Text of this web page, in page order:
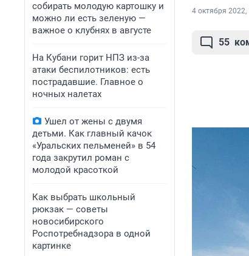
собирать молодую картошку и
можно ли есть зеленую —
важное о клубнях в августе
На Кубани горит НПЗ из-за
атаки беспилотников: есть
пострадавшие. Главное о
ночных налетах
Ушел от жены с двумя
детьми. Как главный качок
«Уральских пельменей» в 54
года закрутил роман с
молодой красоткой
Как выбрать школьный
рюкзак — советы
новосибирского
Роспотребнадзора в одной
картинке
4 октября 2022,
55